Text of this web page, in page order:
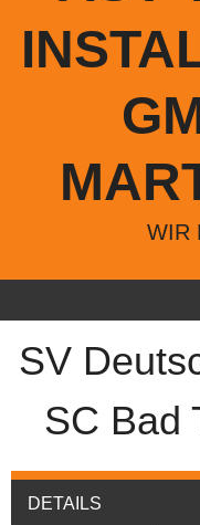
WIR
SV
SC Bad
DETAILS